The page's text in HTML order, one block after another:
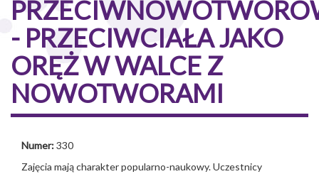
- PRZECIWCIAŁA JAKO
ORĘŻ W WALCE Z
NOWOTWORAMI
Numer:330
Zajęcia mają charakter popularno-naukowy. Uczestnicy